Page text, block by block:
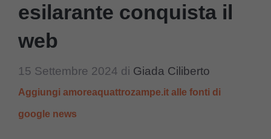
esilarante conquista il
web
15 Settembre 2024 di Giada Ciliberto
Aggiungi amoreaquattrozampe.it alle fonti di
google news